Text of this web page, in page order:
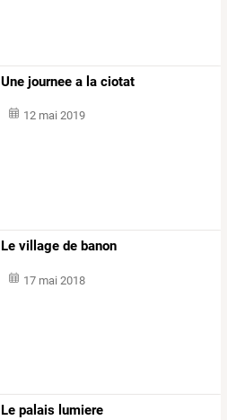
Une journee a la ciotat
12 mai 2019
Le village de banon
17 mai 2018
Le palais lumiere